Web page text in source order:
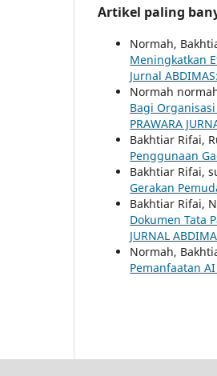
Artikel paling
Normah,
Meningkatkan
Jurnal
Normah
Bagi
PRAWARA
Bakhtiar Rifai,
Penggunaan
Bakhtiar Rifai,
Gerakan
Bakhtiar Rifai,
Dokumen Tata
JURNAL
Normah,
Pemanfaatan